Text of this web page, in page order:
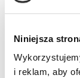
Niniejsza
i reklam, aby
3
tysiąca